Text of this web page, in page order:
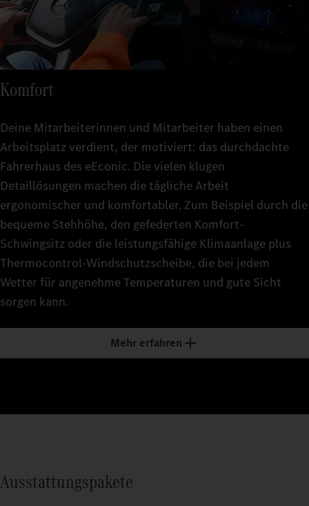
Komfort
Deine Mitarbeiterinnen und Mitarbeiter haben einen
Arbeitsplatz verdient, der motiviert: das durchdachte
Fahrerhaus des eEconic. Die vielen klugen
Detaillösungen machen die tägliche Arbeit
ergonomischer und komfortabler. Zum Beispiel durch die
bequeme Stehhöhe, den gefederten Komfort-
Schwingsitz oder die leistungsfähige Klimaanlage plus
Thermocontrol-Windschutzscheibe, die bei jedem
Wetter für angenehme Temperaturen und gute Sicht
sorgen kann.
Mehr erfahren
Ausstattungspakete